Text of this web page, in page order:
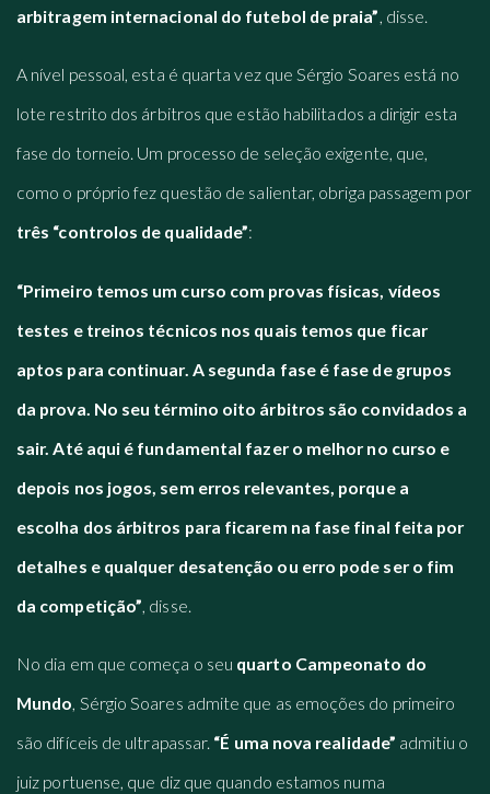
arbitragem internacional do futebol de praia” , disse.
A nível pessoal, esta é quarta vez que Sérgio Soares está no
lote restrito dos árbitros que estão habilitados a dirigir esta
fase do torneio. Um processo de seleção exigente, que,
como o próprio fez questão de salientar, obriga passagem por
três “controlos de qualidade”:
“Primeiro temos um curso com provas físicas, vídeos
testes e treinos técnicos nos quais temos que ficar
aptos para continuar. A segunda fase é fase de grupos
da prova. No seu término oito árbitros são convidados a
sair. Até aqui é fundamental fazer o melhor no curso e
depois nos jogos, sem erros relevantes, porque a
escolha dos árbitros para ficarem na fase final feita por
detalhes e qualquer desatenção ou erro pode ser o fim
da competição” , disse.
No dia em que começa o seu quarto Campeonato do
Mundo, Sérgio Soares admite que as emoções do primeiro
são difíceis de ultrapassar. “É uma nova realidade” admitiu o
juiz portuense, que diz que quando estamos numa